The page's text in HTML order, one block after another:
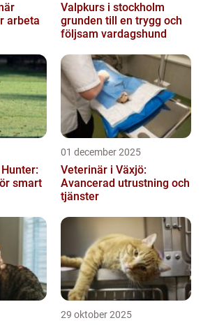
arbeta
Valpkurs i stockholm
grunden till en trygg och
följsam vardagshund
smart
01 december 2025
Veterinär i Växjö:
Avancerad utrustning och
tjänster
29 oktober 2025